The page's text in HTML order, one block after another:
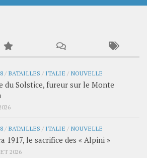
/ BATAILLES / ITALIE / NOUVELLE
du Solstice, fureur sur le Monte
/ BATAILLES / ITALIE / NOUVELLE
1917, le sacrifice des « Alpini »
2026